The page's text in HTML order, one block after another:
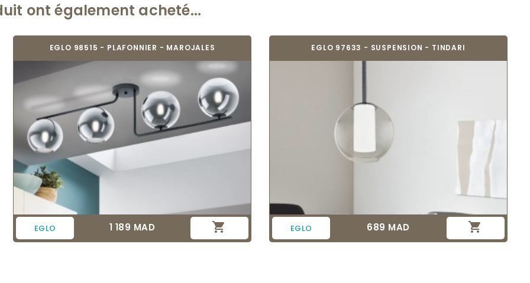
ont également acheté...
EGLO 98515 - PLAFONNIER - MAROJALES
EGLO Prix
1 189 MAD 
EGLO 97633 - SUSPENSION - TINDARI
EGLO Prix
689 MAD 